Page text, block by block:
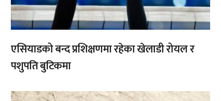
एसियाडको बन्द प्रशिक्षणमा रहेका खेलाडी रोयल र
पशुपति बुटिकमा